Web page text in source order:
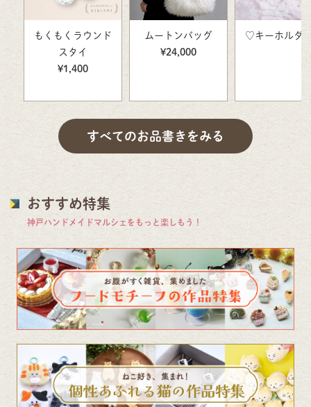
もくもくラウンド
スタイ
¥1,400
ムートンバッグ
¥24,000
♡キーホルダ
すべてのお品書きをみる
おすすめ特集
神戸ハンドメイドマルシェをもっと楽しもう！